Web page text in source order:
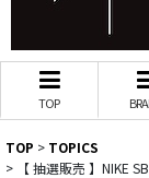
TOP
TOP > TOPICS
>
【 抽選販売 】NIKE